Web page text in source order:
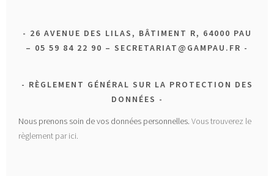
26 AVENUE DES LILAS, BÂTIMENT R, 64000 PAU
– 05 59 84 22 90 – SECRETARIAT@GAMPAU.FR
RÈGLEMENT GÉNÉRAL SUR LA PROTECTION DES
DONNÉES
Nous prenons soin de vos données personnelles.Vous trouverez le
règlement par ici.